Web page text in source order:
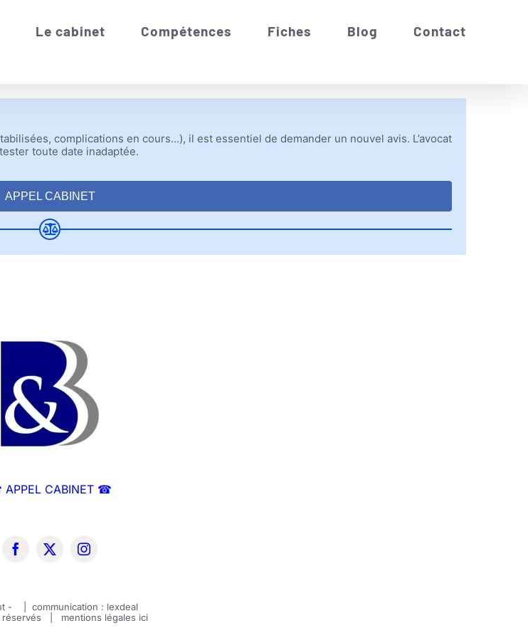
Le cabinet Compétences Fiches Blog Contact
complications en cours…), il est essentiel de demander un nouvel avis. L’avocat
toute date inadaptée.
APPEL CABINET
CABINET ☎
- | communication : lexdeal
réservés | mentions légales ici